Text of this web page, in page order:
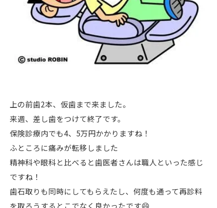
上の前歯2本、仮歯まで来ました。
来週、差し歯をつけて終了です。
保険診療内でも4、5万円かかりますね！
ふところに痛みが転移しました
精神科や眼科と比べると歯医者さんは職人といった感じ
ですね！
歯石取りも同時にしてもらえたし、何度も通って再診料
を取ろうするとこでなく良かったです😄